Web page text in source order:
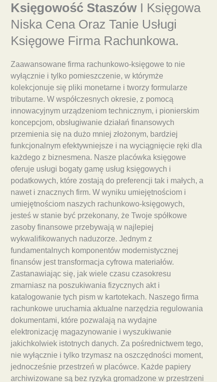
Księgowość Staszów I Księgowa
Niska Cena Oraz Tanie Usługi
Księgowe Firma Rachunkowa.
Zaawansowane firma rachunkowo-księgowe to nie
wyłącznie i tylko pomieszczenie, w którymże
kolekcjonuje się pliki monetarne i tworzy formularze
tributarne. W współczesnych okresie, z pomocą
innowacyjnym urządzeniom technicznym, i pionierskim
koncepcjom, obsługiwanie działań finansowych
przemienia się na dużo mniej złożonym, bardziej
funkcjonalnym efektywniejsze i na wyciągnięcie ręki dla
każdego z biznesmena. Nasze placówka księgowe
oferuje usługi bogaty gamę usług księgowych i
podatkowych, które zostają do preferencji tak i małych, a
nawet i znacznych firm. W wyniku umiejętnościom i
umiejętnościom naszych rachunkowo-księgowych,
jesteś w stanie być przekonany, że Twoje spółkowe
zasoby finansowe przebywają w najlepiej
wykwalifikowanych naduzorze. Jednym z
fundamentalnych komponentów modernistycznej
finansów jest transformacja cyfrowa materiałów.
Zastanawiając się, jak wiele czasu czasokresu
zmarniasz na poszukiwania fizycznych akt i
katalogowanie tych pism w kartotekach. Naszego firma
rachunkowe uruchamia aktualne narzędzia regulowania
dokumentami, które pozwalają na wydajne
elektronizację magazynowanie i wyszukiwanie
jakichkolwiek istotnych danych. Za pośrednictwem tego,
nie wyłącznie i tylko trzymasz na oszczędności moment,
jednocześnie przestrzeń w placówce. Każde papiery
archiwizowane są bez ryzyka gromadzone w przestrzeni